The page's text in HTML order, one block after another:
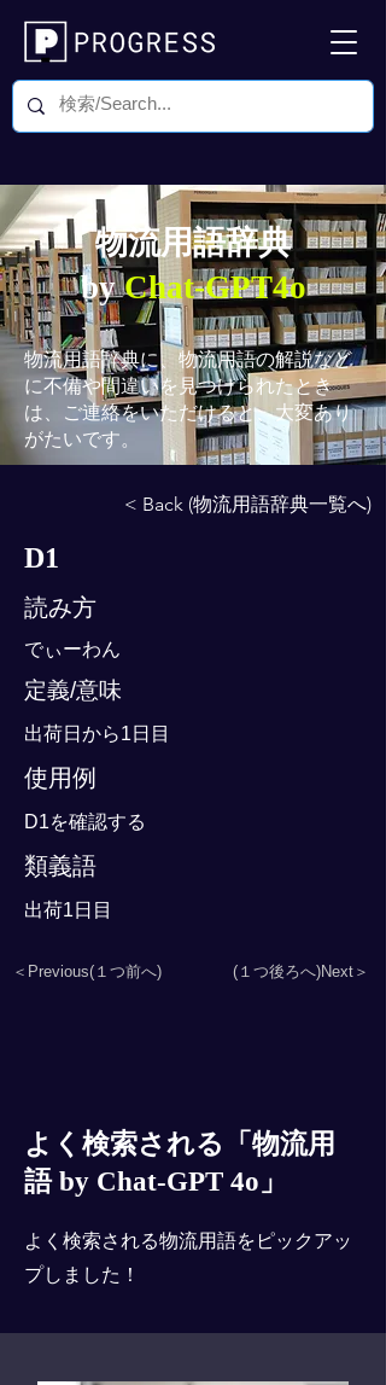
物流用語辞典
byChat-GPT4o
物流用語辞典に、物流用語の解説など
に不備や間違いを見つけられたとき
は、ご連絡をいただけると、大変あり
がたいです。
< Back (物流用語辞典一覧へ)
D1
読み方
でぃーわん
定義/意味
出荷日から1日目
使用例
D1を確認する
類義語
出荷1日目
＜Previous(１つ前へ) (１つ後ろへ)Next＞
よく検索される「物流用
語 by Chat-GPT 4o」
よく検索される物流用語をピックアッ
プしました！